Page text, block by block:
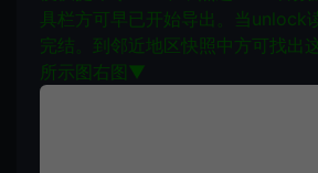
具栏方可早已开始导出。当unlock
完结。到邻近地区快照中方可找出
所示图右图▼